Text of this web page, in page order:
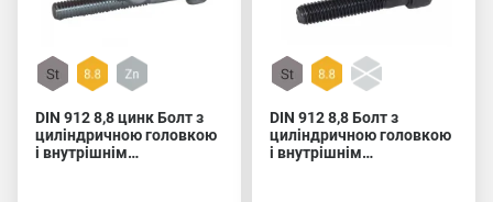
DIN 912 8,8 цинк Болт з
циліндричною головкою
і внутрішнім
DIN 912 8,8 Болт з
циліндричною головкою
і внутрішнім